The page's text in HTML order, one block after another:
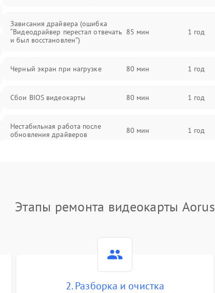
Зависания драйвера (ошибка
“Видеодрайвер перестал отвечать
и был восстановлен”)
85 мин 1 год
Черный экран при нагрузке 80 мин 1 год
Сбои BIOS видеокарты 80 мин 1 год
Нестабильная работа после
обновления драйверов
80 мин 1 год
Этапы ремонта видеокарты Aorus
2. Разборка и очистка